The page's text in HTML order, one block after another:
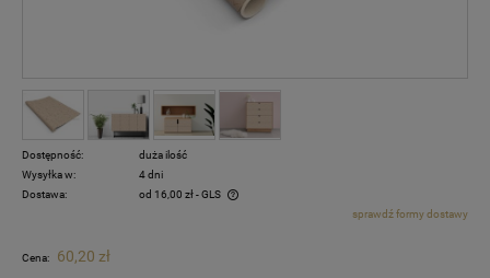
Dostępność:
duża ilość
Wysyłka w:
4 dni
Dostawa:
od 16,00 zł- GLS
Cena nie zawiera ewentualnych kosztów płatnościsprawdź formy dostawy
Cena: 60,20 zł